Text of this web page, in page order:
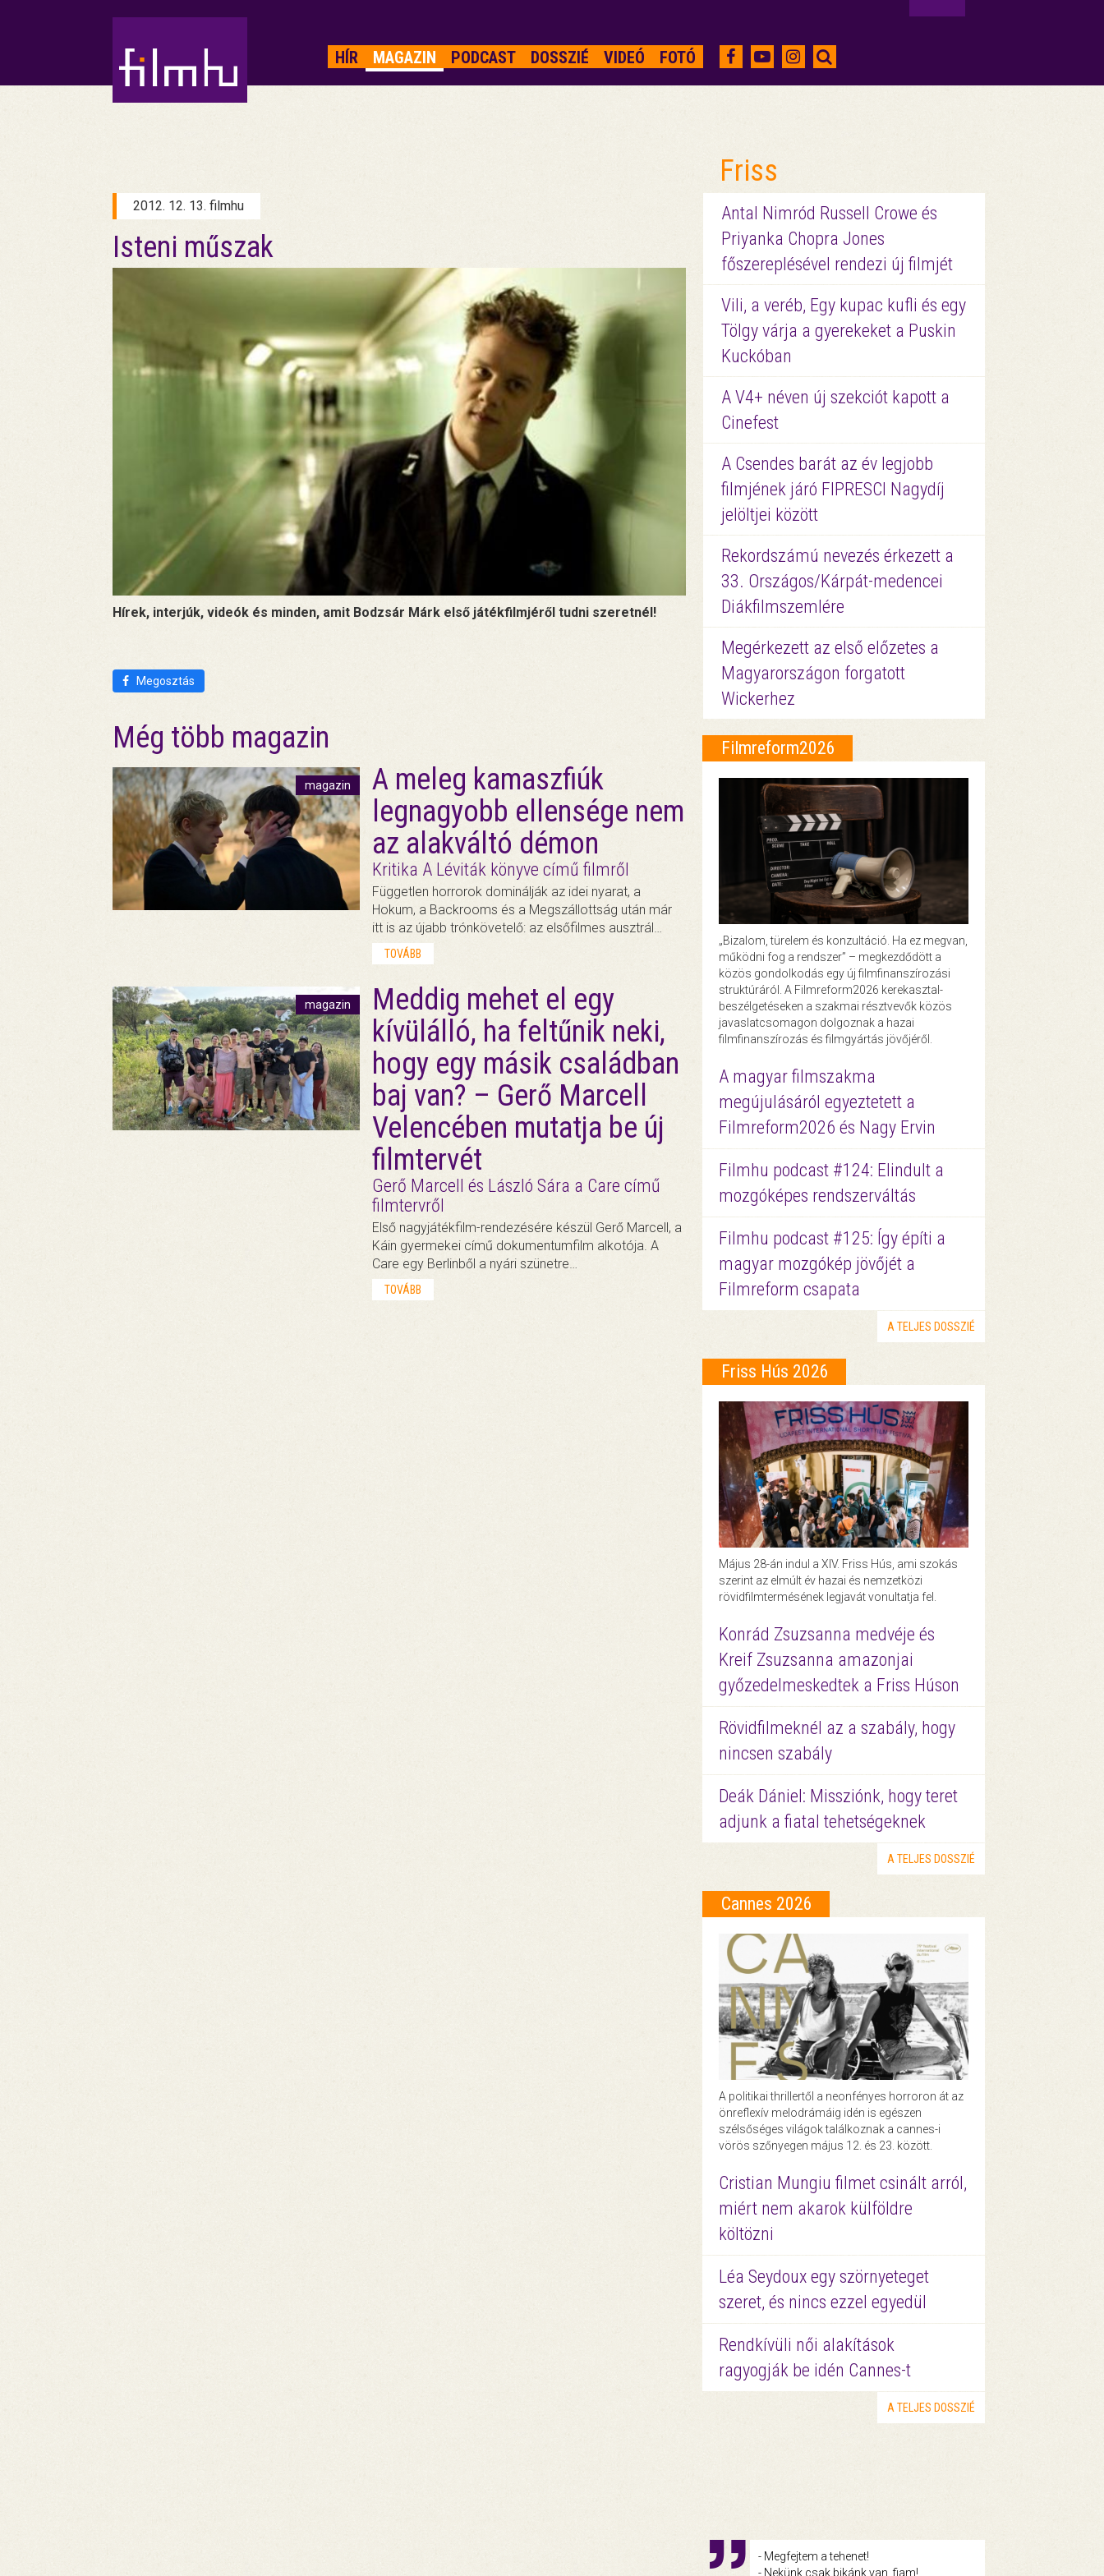
HÍR MAGAZIN PODCAST DOSSZIÉ VIDEÓ FOTÓ
2012. 12. 13. filmhu
Isteni műszak
Hírek, interjúk, videók és minden, amit Bodzsár Márk első játékfilmjéről tudni szeretnél!
Megosztás
Még több magazin
magazin
A meleg kamaszfiúk
legnagyobb ellensége nem
az alakváltó démon
Kritika A Léviták könyve című filmről
Független horrorok dominálják az idei nyarat, a
Hokum, a Backrooms és a Megszállottság után már
itt is az újabb trónkövetelő: az elsőfilmes ausztrál…
TOVÁBB
magazin
Meddig mehet el egy
kívülálló, ha feltűnik neki,
hogy egy másik családban
baj van? – Gerő Marcell
Velencében mutatja be új
filmtervét
Gerő Marcell és László Sára a Care című
filmtervről
Első nagyjátékfilm-rendezésére készül Gerő Marcell, a
Káin gyermekei című dokumentumfilm alkotója. A
Care egy Berlinből a nyári szünetre…
TOVÁBB
Friss
Antal Nimród Russell Crowe és
Priyanka Chopra Jones
főszereplésével rendezi új filmjét
Vili, a veréb, Egy kupac kufli és egy
Tölgy várja a gyerekeket a Puskin
Kuckóban
A V4+ néven új szekciót kapott a
Cinefest
A Csendes barát az év legjobb
filmjének járó FIPRESCI Nagydíj
jelöltjei között
Rekordszámú nevezés érkezett a
33. Országos/Kárpát-medencei
Diákfilmszemlére
Megérkezett az első előzetes a
Magyarországon forgatott
Wickerhez
Filmreform2026
„Bizalom, türelem és konzultáció. Ha ez megvan,
működni fog a rendszer” – megkezdődött a
közös gondolkodás egy új filmfinanszírozási
struktúráról. A Filmreform2026 kerekasztal-
beszélgetéseken a szakmai résztvevők közös
javaslatcsomagon dolgoznak a hazai
filmfinanszírozás és filmgyártás jövőjéről.
A magyar filmszakma
megújulásáról egyeztetett a
Filmreform2026 és Nagy Ervin
Filmhu podcast #124: Elindult a
mozgóképes rendszerváltás
Filmhu podcast #125: Így építi a
magyar mozgókép jövőjét a
Filmreform csapata
A TELJES DOSSZIÉ
Friss Hús 2026
Május 28-án indul a XIV. Friss Hús, ami szokás
szerint az elmúlt év hazai és nemzetközi
rövidfilmtermésének legjavát vonultatja fel.
Konrád Zsuzsanna medvéje és
Kreif Zsuzsanna amazonjai
győzedelmeskedtek a Friss Húson
Rövidfilmeknél az a szabály, hogy
nincsen szabály
Deák Dániel: Missziónk, hogy teret
adjunk a fiatal tehetségeknek
A TELJES DOSSZIÉ
Cannes 2026
A politikai thrillertől a neonfényes horroron át az
önreflexív melodrámáig idén is egészen
szélsőséges világok találkoznak a cannes-i
vörös szőnyegen május 12. és 23. között.
Cristian Mungiu filmet csinált arról,
miért nem akarok külföldre
költözni
Léa Seydoux egy szörnyeteget
szeret, és nincs ezzel egyedül
Rendkívüli női alakítások
ragyogják be idén Cannes-t
A TELJES DOSSZIÉ
- Megfejtem a tehenet!
- Nekünk csak bikánk van, fiam!